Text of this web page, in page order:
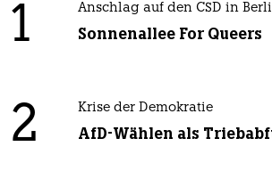
1 Anschlag auf den CSD in
Sonnenallee For Queers
2 Krise der Demokratie
AfD-Wählen als